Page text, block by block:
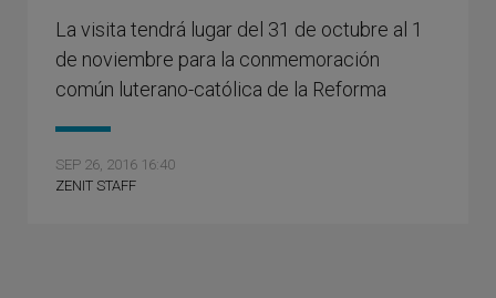
La visita tendrá lugar del 31 de octubre al 1
de noviembre para la conmemoración
común luterano-católica de la Reforma
SEP 26, 2016 16:40
ZENIT STAFF